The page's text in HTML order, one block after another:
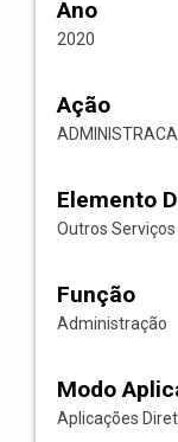
Ano
2020
Ação
Elemento
Outros
Função
Administração
Modo
Aplicações